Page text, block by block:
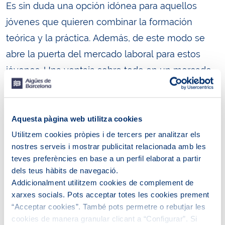
Aquesta pàgina web utilitza cookies
Utilitzem cookies pròpies i de tercers per analitzar els
nostres serveis i mostrar publicitat relacionada amb les
teves preferències en base a un perfil elaborat a partir
dels teus hàbits de navegació.
Addicionalment utilitzem cookies de complement de
xarxes socials. Pots acceptar totes les cookies prement
“Acceptar cookies”. També pots permetre o rebutjar les
cookies de manera granular clicant a “Configurar”. Si
Es sin duda una opción idónea para aquellos
jóvenes que quieren combinar la formación
teórica y la práctica. Además, de este modo se
abre la puerta del mercado laboral para estos
jóvenes. Una ventaja sobre todo en un mercado
laboral como el actual, que se transforma
la constante evolución tecnológica, en la que
aparecen nuevos puestos de trabajo y, por tanto,
se abren horizontes diferentes para los
estudiantes. Por ello, es vital que la formación
esté adaptada a las necesidades de las empresas
y la Formación Profesional Dual está
precisamente diseñada con este objetivo.